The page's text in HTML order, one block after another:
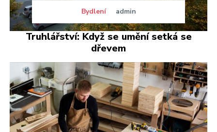
Bydlení admin
Truhlářství: Když se umění setká se
dřevem